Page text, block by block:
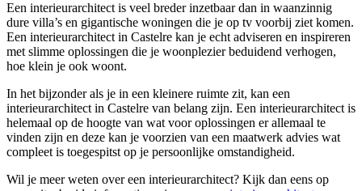
Een interieurarchitect is veel breder inzetbaar dan in waanzinnig
dure villa’s en gigantische woningen die je op tv voorbij ziet komen.
Een interieurarchitect in Castelre kan je echt adviseren en inspireren
met slimme oplossingen die je woonplezier beduidend verhogen,
hoe klein je ook woont.
In het bijzonder als je in een kleinere ruimte zit, kan een
interieurarchitect in Castelre van belang zijn. Een interieurarchitect is
helemaal op de hoogte van wat voor oplossingen er allemaal te
vinden zijn en deze kan je voorzien van een maatwerk advies wat
compleet is toegespitst op je persoonlijke omstandigheid.
Wil je meer weten over een interieurarchitect? Kijk dan eens op